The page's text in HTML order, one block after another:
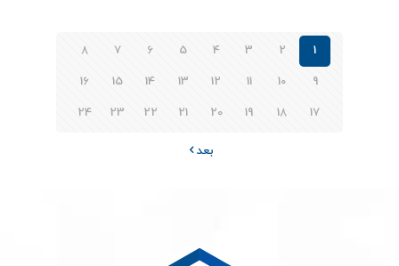
1
2
3
4
5
6
7
8
9
10
11
12
13
14
15
16
17
18
19
20
21
22
23
24
بعد